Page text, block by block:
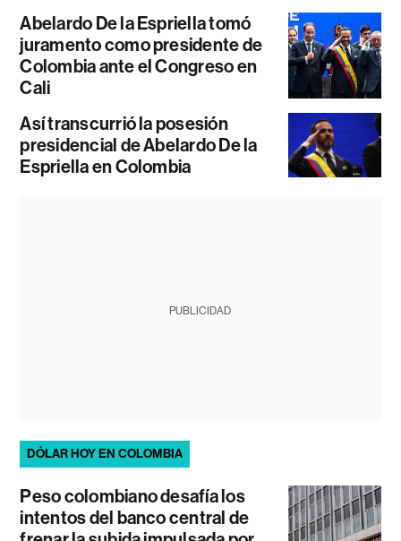
Abelardo De la Espriella tomó
juramento como presidente de
Colombia ante el Congreso en
Cali
Así transcurrió la posesión
presidencial de Abelardo De la
Espriella en Colombia
PUBLICIDAD
DÓLAR HOY EN COLOMBIA
Peso colombiano desafía los
intentos del banco central de